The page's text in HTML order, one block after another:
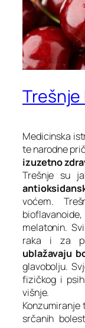
Trešnje
Medicinska
te narodne
izuzetno
Trešnje su
voćem.
melatonin.
raka i za
ublažavaju
glavobolju.
fizičkog i
višnje.
Konzumiranje
srčanih